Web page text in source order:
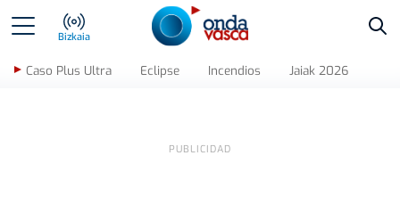
Bizkaia
Caso Plus Ultra Eclipse Incendios Jaiak 2026